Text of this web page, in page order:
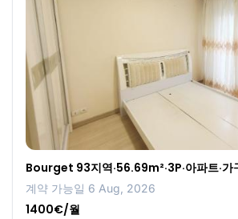
Bourget 93지역·56.69m²·3P·아파트·가
계약 가능일 6 Aug, 2026
1400€/월